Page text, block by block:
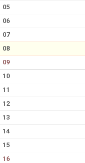
BILDGALLERI
TRISSBOLAGET
ALLMÄNHETENS ÅKNING
05
06
07
08
09
10
11
12
13
14
15
16